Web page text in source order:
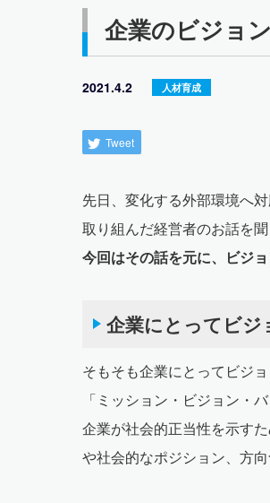
企業のビジョ
2021.4.2 人材育成
Tweet
先日、変化する外部環境へ
取り組んだ経営者のお話を聞
今回はその話を元に、ビジ
企業にとってビジ
そもそも企業にとってビジ
「ミッション・ビジョン・
企業が社会的正当性を示す
や社会的なポジション、方